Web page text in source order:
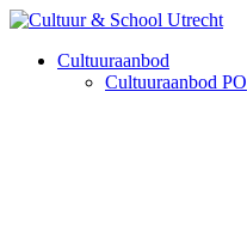
Cultuuraanbod
Cultuuraanbod PO